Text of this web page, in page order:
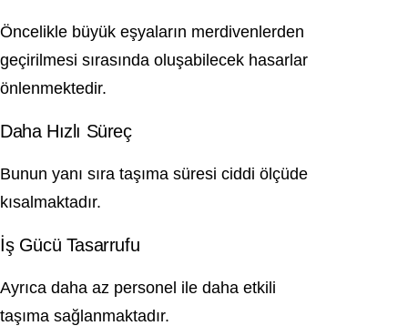
Öncelikle büyük eşyaların merdivenlerden
geçirilmesi sırasında oluşabilecek hasarlar
önlenmektedir.
Daha Hızlı Süreç
Bunun yanı sıra taşıma süresi ciddi ölçüde
kısalmaktadır.
İş Gücü Tasarrufu
Ayrıca daha az personel ile daha etkili
taşıma sağlanmaktadır.